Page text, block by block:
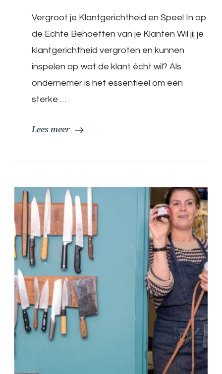
effectief
inspelen
op
wat
klant
écht
Vergroot je Klantgerichtheid en Speel In op
de Echte Behoeften van je Klanten Wil jij je
klantgerichtheid vergroten en kunnen
inspelen op wat de klant écht wil? Als
ondernemer is het essentieel om een
sterke …
Lees meer